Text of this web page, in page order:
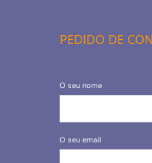
PEDIDO DE
O seu nome
O seu email